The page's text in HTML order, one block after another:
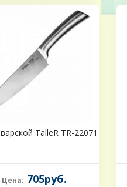
TalleR TR-22071
Цена: 705руб.